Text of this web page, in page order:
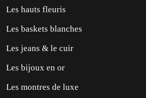
Les hauts fleuris
Les baskets blanches
Les jeans & le cuir
Les bijoux en or
Les montres de luxe